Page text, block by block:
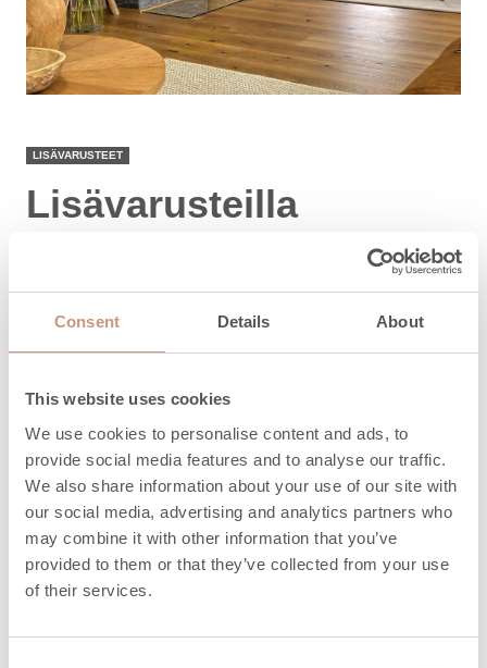
Consent Details About
This website uses cookies
We use cookies to personalise content and ads, to
provide social media features and to analyse our traffic.
We also share information about your use of our site with
our social media, advertising and analytics partners who
may combine it with other information that you’ve
provided to them or that they’ve collected from your use
of their services.
LISÄVARUSTEET
Lisävarusteilla
täydennät takkaasi
edussuojat, takkavälineet, ruoanlaittoastiat ja
yhteydessä.
LUE LISÄÄ